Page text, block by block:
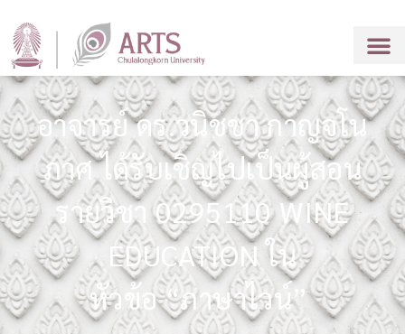
อาจารย์ ดร.วนิชชา กาญจโน
ภาศ ได้รับเชิญไปเป็นผู้สอน
รายวิชา 0295110 WINE
EDUCATION ใน
หัวข้อ “ภาษาไวน์”